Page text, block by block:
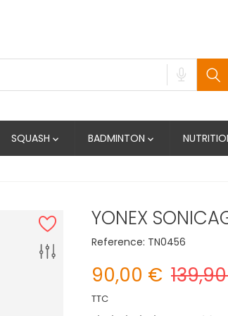
SQUASH  BADMINTON 
YONEX
Reference: TN0456
90,00 €
TTC